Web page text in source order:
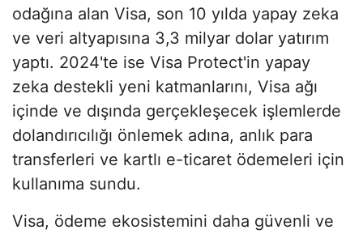
odağına alan Visa, son 10 yılda yapay zeka
ve veri altyapısına 3,3 milyar dolar yatırım
yaptı. 2024'te ise Visa Protect'in yapay
zeka destekli yeni katmanlarını, Visa ağı
içinde ve dışında gerçekleşecek işlemlerde
dolandırıcılığı önlemek adına, anlık para
transferleri ve kartlı e-ticaret ödemeleri için
kullanıma sundu.
Visa, ödeme ekosistemini daha güvenli ve